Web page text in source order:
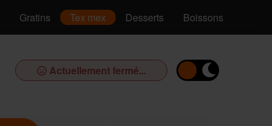
Gratins Tex mex Desserts Boissons
Actuellement fermé...